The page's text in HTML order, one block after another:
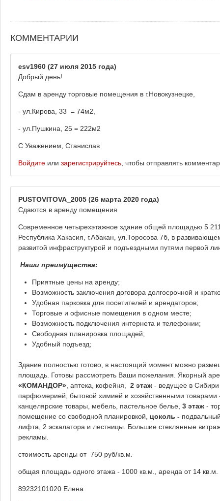
КОММЕНТАРИИ
esv1960 (27 июля 2015 года)
Добрый день!
Сдам в аренду торговые помещения в г.Новокузнецке,
- ул.Кирова, 33 = 74м2,
- ул.Пушкина, 25 = 222м2
С Уважением, Станислав
Войдите или зарегистрируйтесь , чтобы отправлять
PUSTOVITOVA_2005 (26 марта 2020 года)
Сдаются в аренду помещения
Современное четырехэтажное здание общей площадью 5
Республика Хакасия, г.Абакан, ул.Торосова 7б, в
развитой инфраструктурой и подъездными путями первой
Наши преимущества:
Приятные цены на аренду;
Возможность заключения договора долгосрочной и
Удобная парковка для посетителей и арендаторов;
Торговые и офисные помещения в одном месте;
Возможность подключения интернета и телефонии;
Свободная планировка площадей;
Удобный подъезд;
Здание полностью готово, в настоящий момент можно
площадь. Готовы рассмотреть Ваши пожелания. Якорный
«КОМАНДОР» , аптека, кофейня, 2 этаж - ведущее в Сибири
парфюмерией, бытовой химией и хозяйственными
канцелярские товары, мебель, пастельное белье, 3 этаж -
помещение со свободной планировкой, цоколь -
лифта, 2 эскалатора и лестницы. Большие стеклянные
рекламы.
стоимость аренды от 750 руб/кв.м.
общая площадь одного этажа - 1000 кв.м., аренда от 14 кв.м.
89232101020 Елена